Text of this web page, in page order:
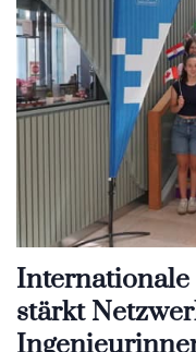
Internationale
stärkt